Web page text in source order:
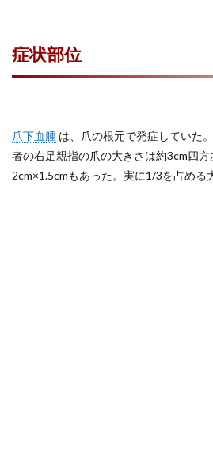
症状部位
爪下血腫 は、爪の根元で発症していた
者の右足親指の爪の大きさは約3cm四
2cm×1.5cmもあった。実に1/3を占める